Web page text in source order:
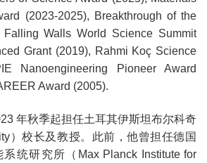
(2023-2025), Breakthrough of the
Walls World Science Summit
Grant (2019), Rahmi Koç Science
Nanoengineering Pioneer Award
Award (2005).
年秋季起担任土耳其伊斯坦布尔科奇
）校长及教授。此前，他曾担任德国
统研究所（Max Planck Institute for